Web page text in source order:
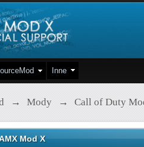
Inne
→ Mody → Call of Duty
Mod X